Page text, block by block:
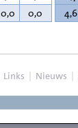
0,0 4,6
Links | Nieuws |